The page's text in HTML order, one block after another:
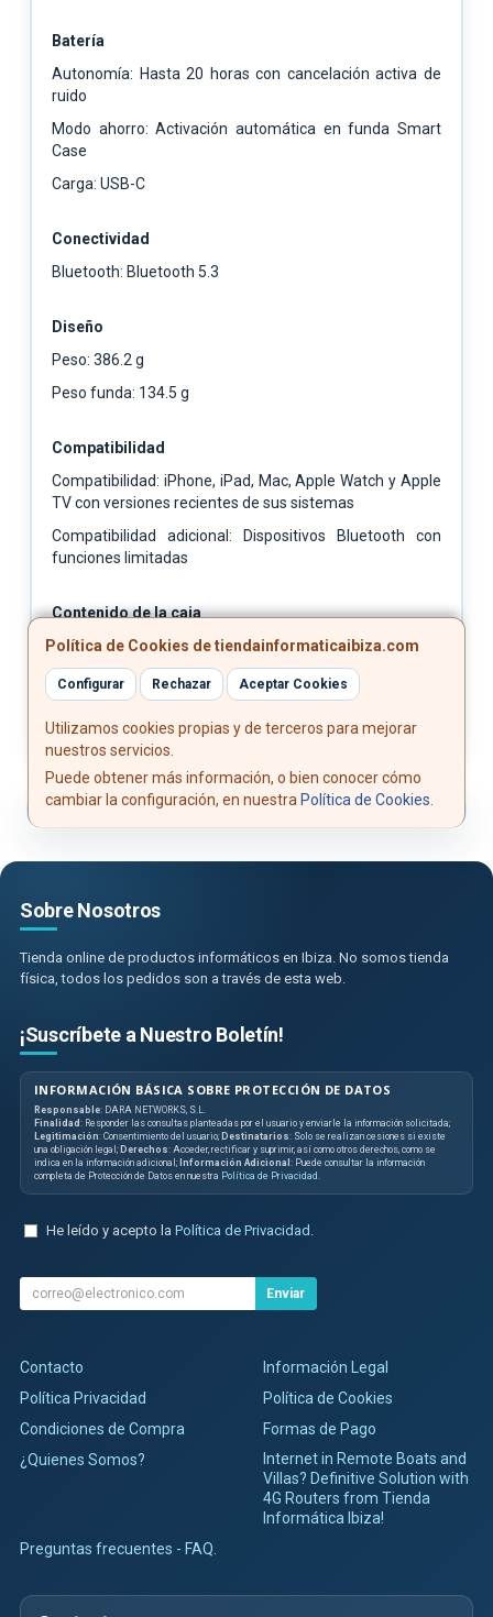
Batería
Autonomía: Hasta 20 horas con cancelación activa de
ruido
Modo ahorro: Activación automática en funda Smart
Case
Carga: USB-C
Conectividad
Bluetooth: Bluetooth 5.3
Diseño
Peso: 386.2 g
Peso funda: 134.5 g
Compatibilidad
Compatibilidad: iPhone, iPad, Mac, Apple Watch y Apple
TV con versiones recientes de sus sistemas
Compatibilidad adicional: Dispositivos Bluetooth con
funciones limitadas
Contenido de la caja
Contenido: AirPods Max 2, funda Smart Case, cable
USB-C, documentación
Política de Cookies de tiendainformaticaibiza.com
Configurar Rechazar Aceptar Cookies
Utilizamos cookies propias y de terceros para mejorar
nuestros servicios.
Puede obtener más información, o bien conocer cómo
cambiar la configuración, en nuestra Política de Cookies
Sobre Nosotros
Tienda online de productos informáticos en Ibiza. No somos tienda
física, todos los pedidos son a través de esta web.
¡Suscríbete a Nuestro Boletín!
INFORMACIÓN BÁSICA SOBRE PROTECCIÓN DE DATOS
Responsable: DARA NETWORKS, S.L.
Finalidad : Responder las consultas planteadas por el usuario y enviarle la información solicitada;
Legitimación: Consentimiento del usuario; Destinatarios: Solo se realizan cesiones si existe
una obligación legal; Derechos: Acceder, rectificar y suprimir, así como otros derechos, como se
indica en la información adicional; Información Adicional : Puede consultar la información
completa de Protección de Datos en nuestra Política de Privacidad
He leído y acepto la Política de Privacidad
Enviar
Contacto
Información Legal
Política Privacidad
Política de Cookies
Condiciones de Compra
Formas de Pago
¿Quienes Somos?
Internet in Remote Boats and
Villas? Definitive Solution with
4G Routers from Tienda
Informática Ibiza!
Preguntas frecuentes - FAQ.